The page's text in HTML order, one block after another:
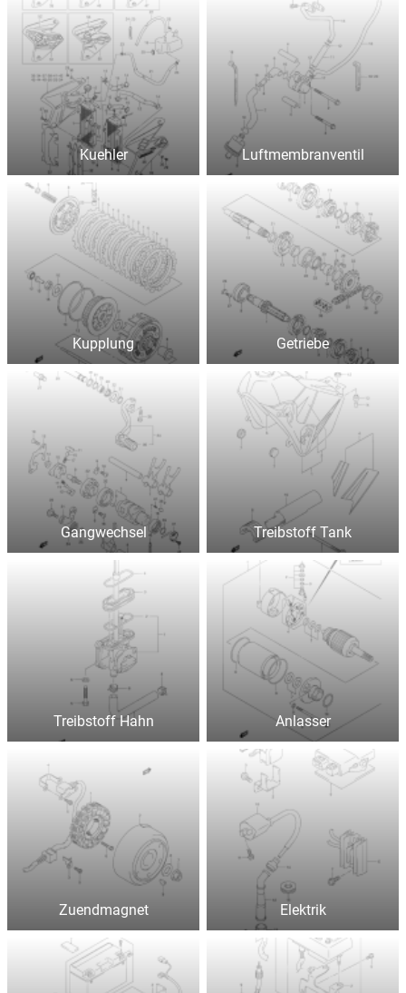
Kuehler Luftmembranventil
Kupplung Getriebe
Gangwechsel Treibstoff Tank
Treibstoff Hahn Anlasser
Zuendmagnet Elektrik